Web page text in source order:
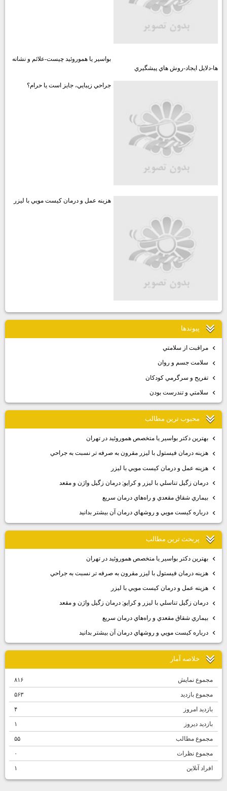
بواسير يا هموروئيد چيست-علائم و نشانه
ها-دلايل ايجاد-روش هاي پيشگيري
جراحي زيبايي، جايز است يا حرام؟
هزينه عمل و درمان كيست مويي با ليزر
پيوندها
مراقبت از سلامتي
سلامت جسم و روان
تفريح و سرگرمي كودكان
سلامتي و تندرست بودن
محبوب ترين مطالب
بهترين دكتر بواسير يا متخصص هموروئيد در تهران
هزينه درمان فيستول با ليزر مقرون به صرفه تر نسبت به جراحي
هزينه عمل و درمان كيست مويي با ليزر
درمان زگيل تناسلي با ليزر و كرايو; درمان زگيل واژن و مقعد
بيماري شقاق مقعدي و راه‌هاي درمان سريع
درباره كيست مويي و روشهاي درمان آن بيشتر بدانيد
پربحث ترين مطالب
بهترين دكتر بواسير يا متخصص هموروئيد در تهران
هزينه درمان فيستول با ليزر مقرون به صرفه تر نسبت به جراحي
هزينه عمل و درمان كيست مويي با ليزر
درمان زگيل تناسلي با ليزر و كرايو; درمان زگيل واژن و مقعد
بيماري شقاق مقعدي و راه‌هاي درمان سريع
درباره كيست مويي و روشهاي درمان آن بيشتر بدانيد
خلاصه آمار
مجموع نمایش‌ ۸۱۶
مجموع بازدید ۵۶۳
بازدید امروز
بازدید دیروز
مجموع مطالب
مجموع نظرات
افراد آنلاین